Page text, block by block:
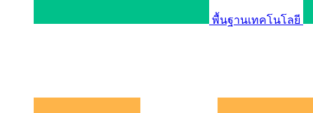
พื้นฐานเทคโนโลยี